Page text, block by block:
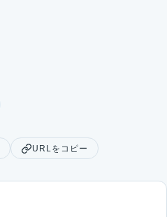
URLをコピー